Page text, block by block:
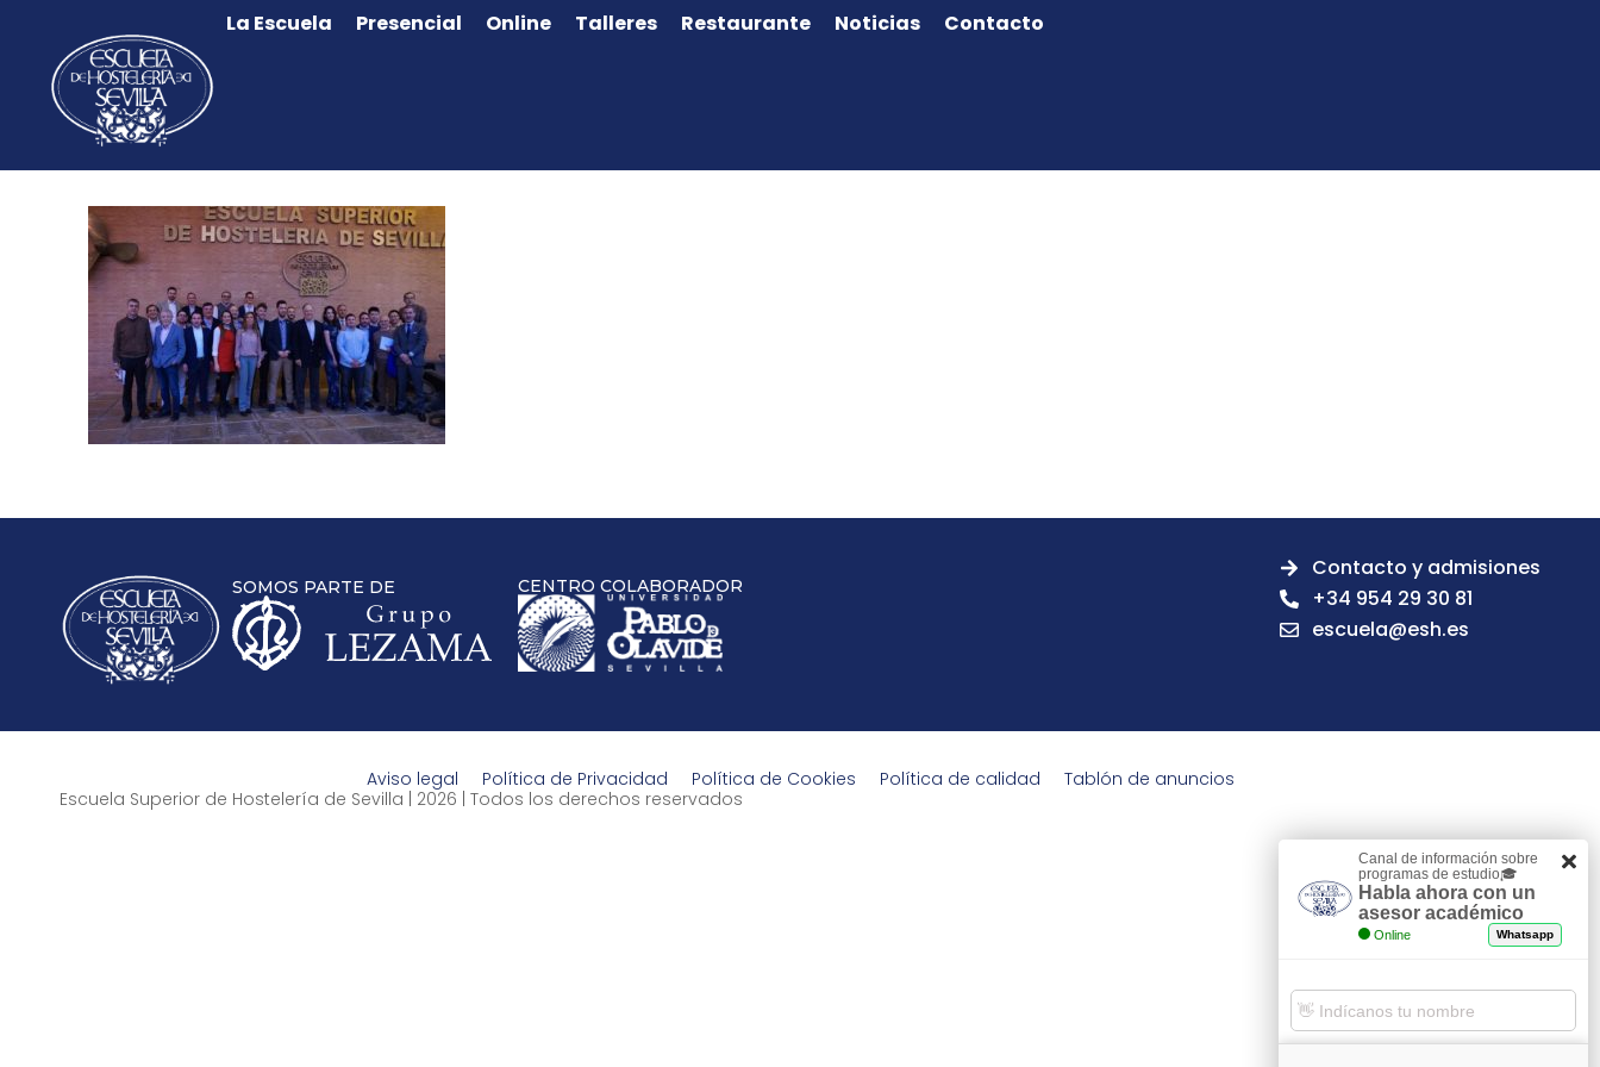
La Escuela Presencial Online Talleres Restaurante Noticias Contacto
SOMOS PARTE DE CENTRO COLABORADOR
Contacto y admisiones
+34 954 29 30 81
escuela@esh.es
Aviso legal Política de Privacidad Política de Cookies Política de calidad
Tablón de anuncios
Escuela Superior de Hostelería de Sevilla | 2026 | Todos los derechos reservados
Canal de información sobre
programas de estudio🎓
Habla ahora con un
asesor académico
Online Whatsapp